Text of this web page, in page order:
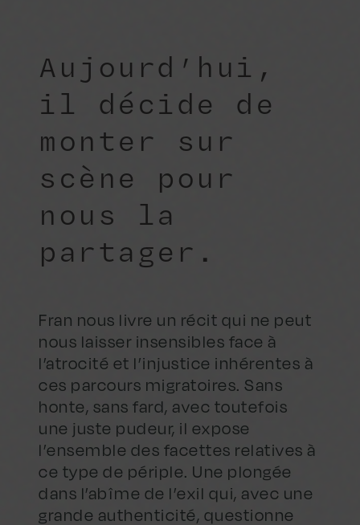
Aujourd’hui,
il décide de
monter sur
scène pour
nous la
partager.
Fran nous livre un récit qui ne peut
nous laisser insensibles face à
l’atrocité et l’injustice inhérentes à
ces parcours migratoires. Sans
honte, sans fard, avec toutefois
une juste pudeur, il expose
l’ensemble des facettes relatives à
ce type de périple. Une plongée
dans l’abîme de l’exil qui, avec une
grande authenticité, questionne